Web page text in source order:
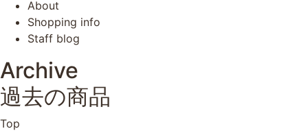
About
Shopping info
Staff blog
Archive
過去の商品
Top